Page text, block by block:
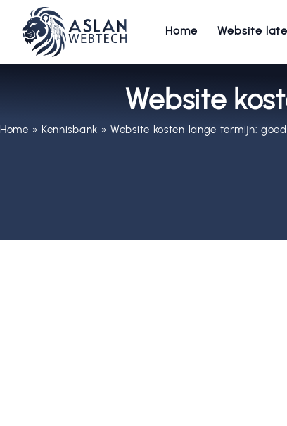
Home Website
Website
Home » Kennisbank »Website kosten lange termijn: